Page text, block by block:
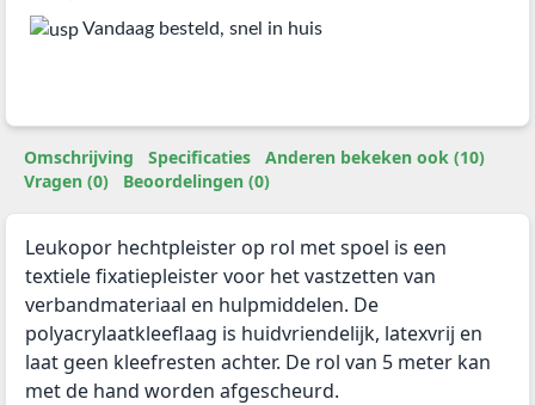
Vandaag besteld, snel in huis
Omschrijving Specificaties
Anderen bekeken ook (10)
Vragen (0)
Beoordelingen (0)
Leukopor hechtpleister op rol met spoel is een
textiele fixatiepleister voor het vastzetten van
verbandmateriaal en hulpmiddelen. De
polyacrylaatkleeflaag is huidvriendelijk, latexvrij en
laat geen kleefresten achter. De rol van 5 meter kan
met de hand worden afgescheurd.